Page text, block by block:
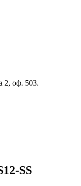
2, оф. 503.
SS